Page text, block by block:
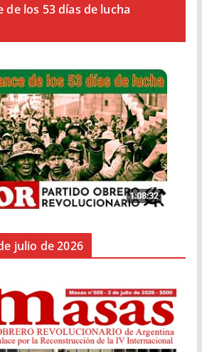
de los 53 días de lucha
julio de 2026